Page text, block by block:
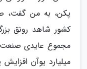
پکن، به من گفت،
میلیارد یوآن